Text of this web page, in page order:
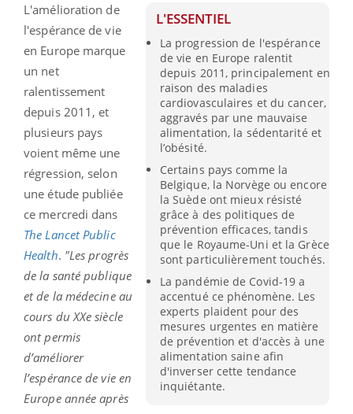
L'ESSENTIEL
La progression de l'espérance
de vie en Europe ralentit
depuis 2011, principalement en
raison des maladies
cardiovasculaires et du cancer,
aggravés par une mauvaise
alimentation, la sédentarité et
l’obésité.
Certains pays comme la
Belgique, la Norvège ou encore
la Suède ont mieux résisté
grâce à des politiques de
prévention efficaces, tandis
que le Royaume-Uni et la Grèce
sont particulièrement touchés.
La pandémie de Covid-19 a
accentué ce phénomène. Les
experts plaident pour des
mesures urgentes en matière
de prévention et d'accès à une
alimentation saine afin
d'inverser cette tendance
inquiétante.
L'amélioration de
l'espérance de vie
en Europe marque
un net
ralentissement
depuis 2011, et
plusieurs pays
voient même une
régression, selon
une étude publiée
ce mercredi dans
The Lancet Public
Health. "Les progrès
de la santé publique
et de la médecine au
cours du XXe siècle
ont permis
d’améliorer
l’espérance de vie en
Europe année après